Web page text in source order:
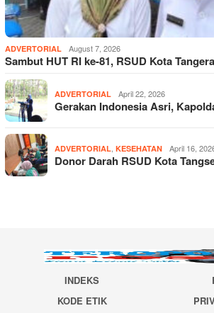
ADVERTORIAL August 7, 2026
Sambut HUT RI ke-81, RSUD Kota
ADVERTORIAL April 22, 2026
Gerakan Indonesia Asri,
ADVERTORIAL KESEHATAN April 16,
Donor Darah RSUD Kota
INDEKS
KODE ETIK